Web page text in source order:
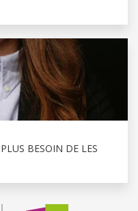
BESOIN DE LES